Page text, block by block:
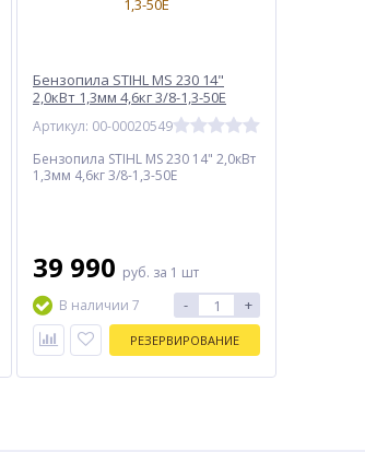
Бензопила STIHL MS 230 14"
2,0кВт 1,3мм 4,6кг 3/8-1,3-50Е
Артикул: 00-00020549
Бензопила STIHL MS 230 14" 2,0кВт
1,3мм 4,6кг 3/8-1,3-50Е
39 990 руб. за 1 шт
В наличии 7
- +
РЕЗЕРВИРОВАНИЕ